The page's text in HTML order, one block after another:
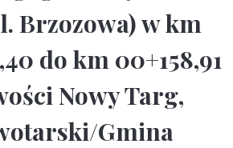
Brzozowa) w km
do km 00+158,91
Nowy Targ,
Gmina